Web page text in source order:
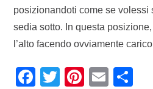
posizionandoti come se volessi
sedia sotto. In questa
l’alto facendo ovviamente
Facebook
TwitterPinterest
Email